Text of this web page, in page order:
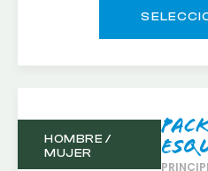
HOMBRE /
MUJER